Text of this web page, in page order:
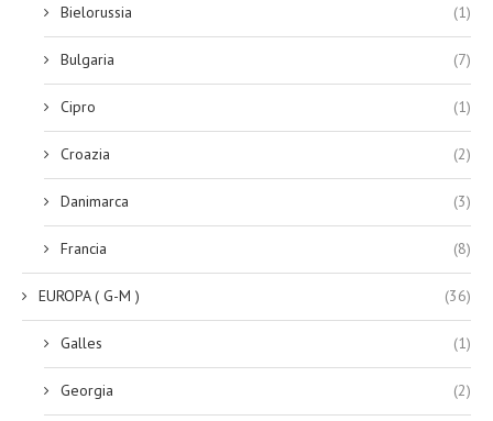
Bielorussia (1)
Bulgaria (7)
Cipro (1)
Croazia (2)
Danimarca (3)
Francia (8)
EUROPA ( G-M ) (36)
Galles (1)
Georgia (2)